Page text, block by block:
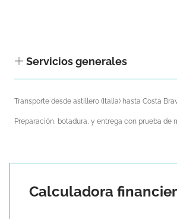
Servicios generales
Transporte desde astillero (Italia) hasta Costa
Preparación, botadura, y entrega con prueba de
Calculadora